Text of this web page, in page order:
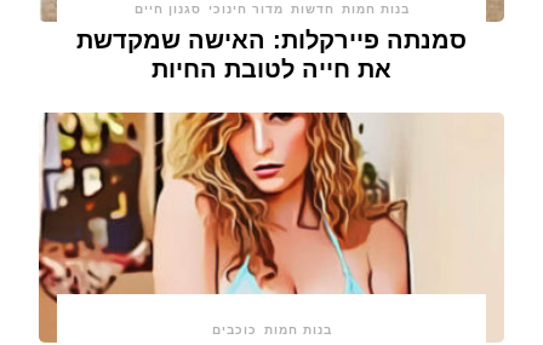
בנות חמות חדשות מדור חינוכי סגנון חיים
סמנתה פיירקלות: האישה שמקדשת
את חייה לטובת החיות
בנות חמות כוכבים